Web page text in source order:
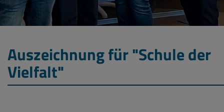
Auszeichnung für "Schule der
Vielfalt"